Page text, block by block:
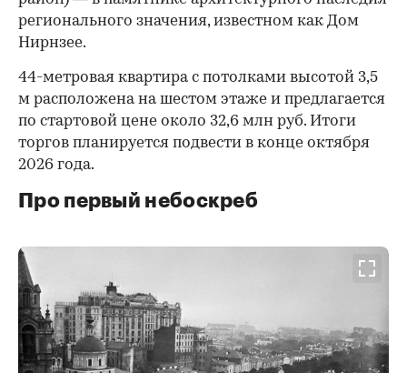
регионального значения, известном как Дом
Нирнзее.
44-метровая квартира с потолками высотой 3,5
м расположена на шестом этаже и предлагается
по стартовой цене около 32,6 млн руб. Итоги
торгов планируется подвести в конце октября
2026 года.
Про первый небоскреб